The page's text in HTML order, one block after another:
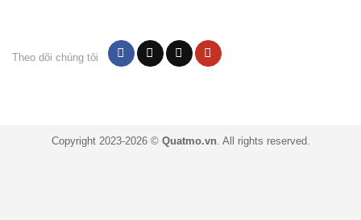
Theo dõi chúng tôi
Copyright 2023-2026 © Quatmo.vn . All rights reserved.